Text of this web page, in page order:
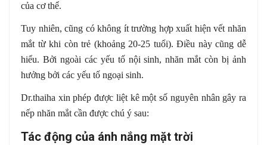
của cơ thể.
Tuy nhiên, cũng có không ít trường hợp xuất hiện vết nhăn
mắt từ khi còn trẻ (khoảng 20-25 tuổi). Điều này cũng dễ
hiểu. Bởi ngoài các yếu tố nội sinh, nhăn mắt còn bị ảnh
hưởng bởi các yếu tố ngoại sinh.
Dr.thaiha xin phép được liệt kê một số nguyên nhân gây ra
nếp nhăn mắt cần được chú ý sau:
Tác động của ánh nắng mặt trời